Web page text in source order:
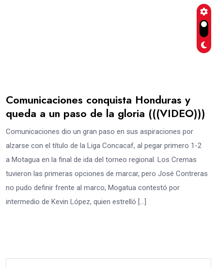
Comunicaciones conquista Honduras y
queda a un paso de la gloria (((VIDEO)))
Comunicaciones dio un gran paso en sus aspiraciones por
alzarse con el título de la Liga Concacaf, al pegar primero 1-2
a Motagua en la final de ida del torneo regional. Los Cremas
tuvieron las primeras opciones de marcar, pero José Contreras
no pudo definir frente al marco; Mogatua contestó por
intermedio de Kevin López, quien estrelló […]